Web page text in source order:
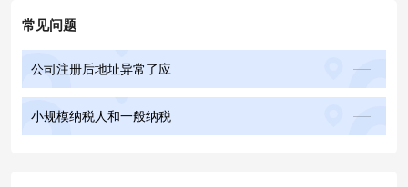
常见问题
公司注册后地址异常了应
小规模纳税人和一般纳税